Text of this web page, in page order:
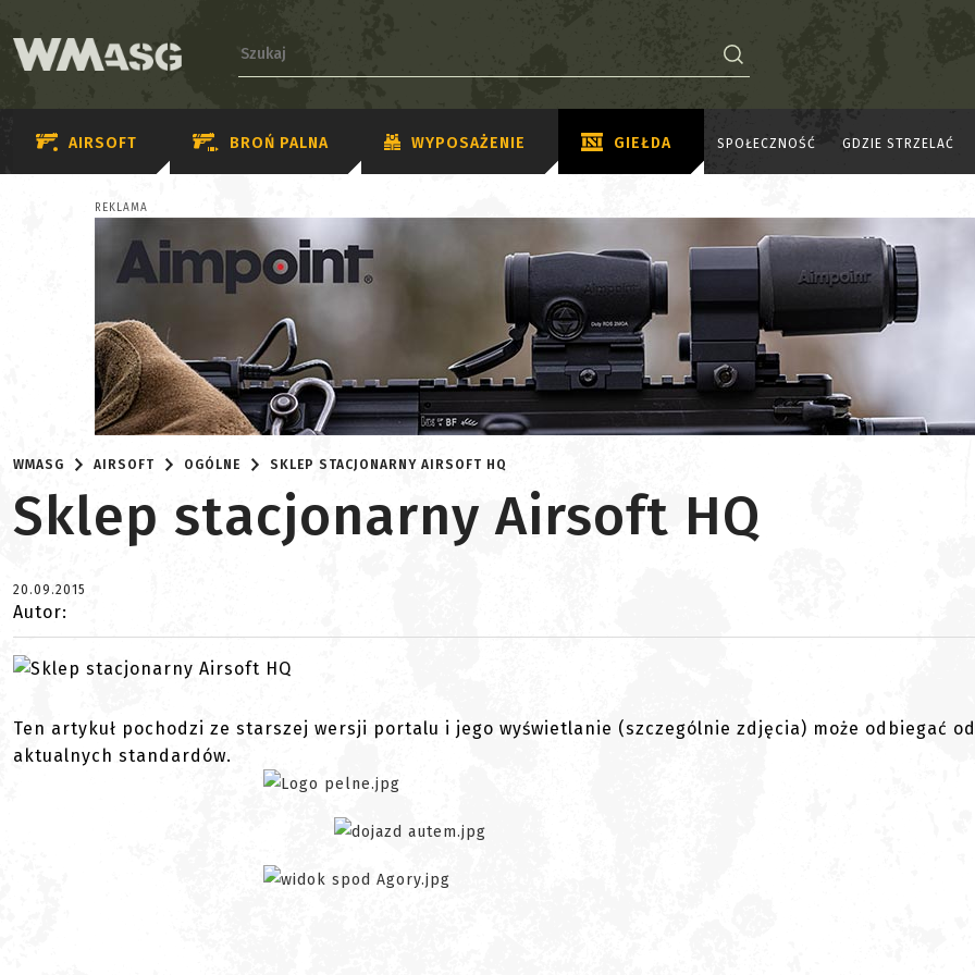
AIRSOFT BROŃ PALNA WYPOSAŻENIE GIEŁDA SPOŁECZNOŚĆ GDZIE STRZELAĆ
REKLAMA
WMASG AIRSOFT OGÓLNE SKLEP STACJONARNY AIRSOFT HQ
Sklep stacjonarny Airsoft HQ
20.09.2015
Autor:
Ten artykuł pochodzi ze starszej wersji portalu i jego wyświetlanie (szczególnie zdjęcia) może odbiegać od
aktualnych standardów.